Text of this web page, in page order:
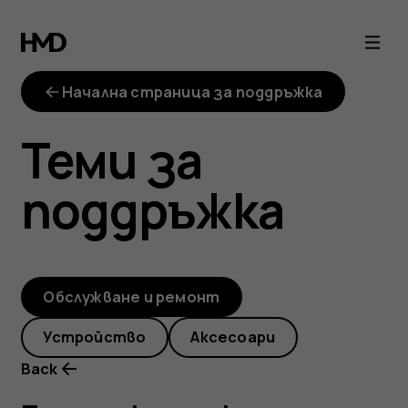
Поръчах
комплект
за
ремонт
от
iFixit,
но
резервните
Начална страница за поддръжка
Теми за
поддръжка
Обслужване и ремонт
Устройство
Аксесоари
Back